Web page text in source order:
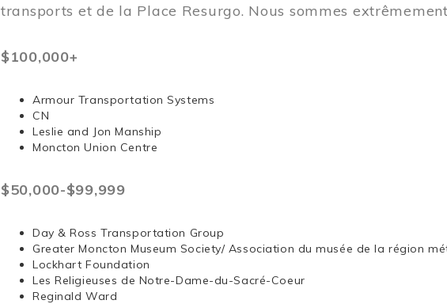
transports et de la Place Resurgo. Nous sommes
$100,000+
Armour Transportation Systems
CN
Leslie and Jon Manship
Moncton Union Centre
$50,000-$99,999
Day & Ross Transportation Group
Greater Moncton Museum Society/ Association du musée de la région
Lockhart Foundation
Les Religieuses de Notre-Dame-du-Sacré-Coeur
Reginald Ward